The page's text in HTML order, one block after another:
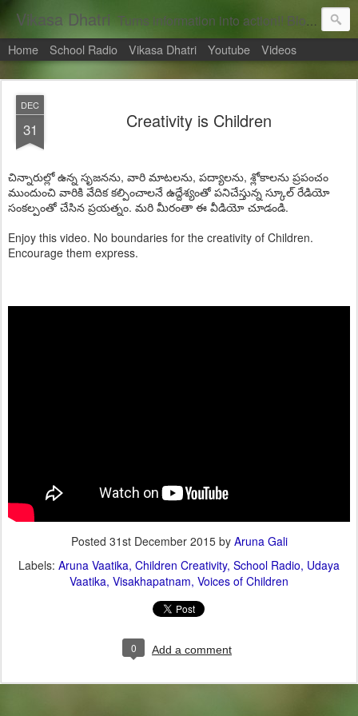
Vikasa Dhatri Turns information into action!! Blogs on Sustainability
Home School Radio Vikasa Dhatri Youtube Videos
DEC
31 Creativity is Children
చిన్నారుల్లో ఉన్న సృజనను, వారి మాటలను, పద్యాలను, శ్లోకాలను ప్రపంచం
ముందుంచి వారికి వేదిక కల్పించాలనే ఉద్దేశ్యంతో పనిచేస్తున్న స్కూల్ రేడియో
సంకల్పంతో చేసిన ప్రయత్నం. మరి మీరంతా ఈ వీడియో చూడండి.
Enjoy this video. No boundaries for the creativity of Children.
Encourage them express.
Posted 31st December 2015by Aruna Gali
Labels: Aruna Vaatika Children Creativity School Radio Udaya
Vaatika Visakhapatnam Voices of Children
0 Add a comment